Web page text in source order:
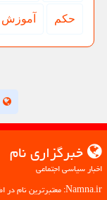
حكم آموزش
خبرگزاری نام
اخبار سیاسی اجتماعی
Namna.ir: معتبرترین نام در اطلاع رسانی اخبار سیاسی و اجتماعی، گامی مطمئن به سوی آگاهی